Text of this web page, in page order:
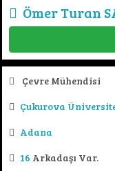
Ömer Turan
Çevre Mühendisi
Çukurova
Adana
16 Arkadaşı Var.